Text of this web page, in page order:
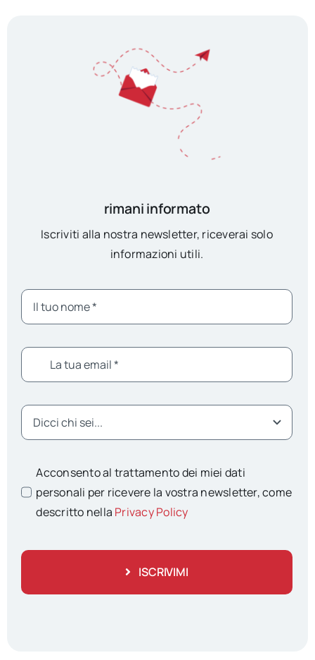
rimani informato
Iscriviti alla nostra newsletter, riceverai solo
informazioni utili.
Acconsento al trattamento dei miei dati
personali per ricevere la vostra newsletter, come
descritto nella Privacy Policy
ISCRIVIMI